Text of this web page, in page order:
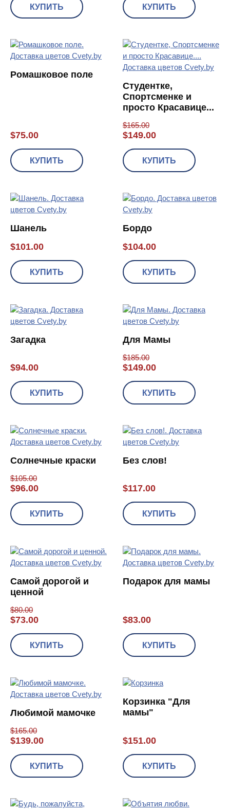
КУПИТЬ КУПИТЬ
Ромашковое поле
$75.00
КУПИТЬ
Студентке,
Спортсменке и
просто Красавице...
$165.00
$149.00
КУПИТЬ
Шанель
$101.00
КУПИТЬ
Бордо
$104.00
КУПИТЬ
Загадка
$94.00
КУПИТЬ
Для Мамы
$185.00
$149.00
КУПИТЬ
Солнечные краски
$105.00
$96.00
КУПИТЬ
Без слов!
$117.00
КУПИТЬ
Самой дорогой и
ценной
$80.00
$73.00
КУПИТЬ
Подарок для мамы
$83.00
КУПИТЬ
Любимой мамочке
$165.00
$139.00
КУПИТЬ
Корзинка "Для
мамы"
$151.00
КУПИТЬ